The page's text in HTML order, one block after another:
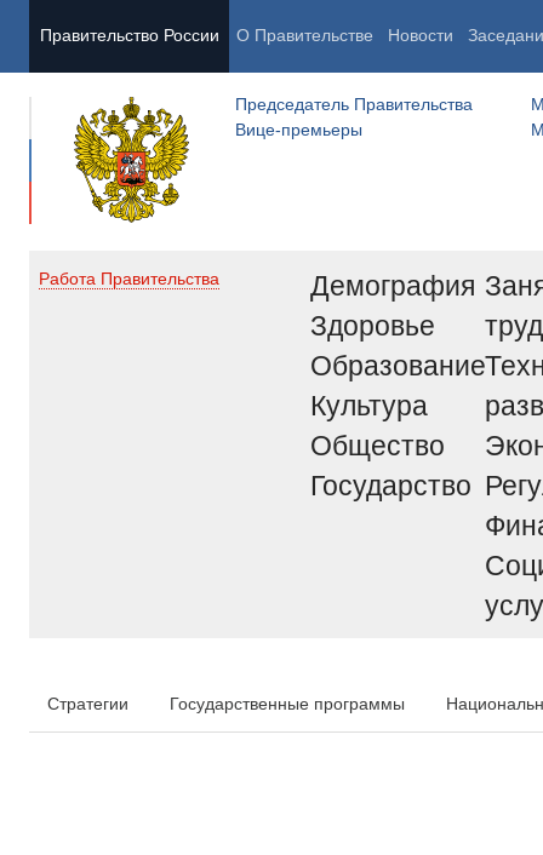
Правительство России О Правительстве Новости
Председатель Правительства
Вице-премьеры
Работа Правительства
Демография
Здоровье
Образование
Культура
Общество
Государство
труд
Стратегии Государственные программы